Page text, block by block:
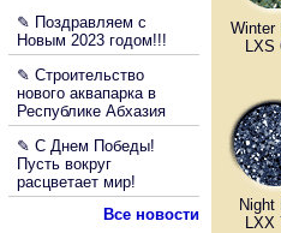
✎ Поздравляем с
Новым 2023 годом!!!
✎ Строительство
нового аквапарка в
Республике Абхазия
✎ С Днем Победы!
Пусть вокруг
расцветает мир!
Все новости
Winter
LXS
Night
LXX